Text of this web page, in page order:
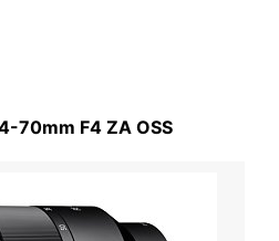
70mm F4 ZA OSS